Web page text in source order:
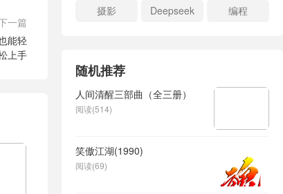
一篇
能轻
上手
摄影
Deepseek 编程
随机推荐
人间清醒三部曲（全三册）
阅读(514)
笑傲江湖(1990)
阅读(69)